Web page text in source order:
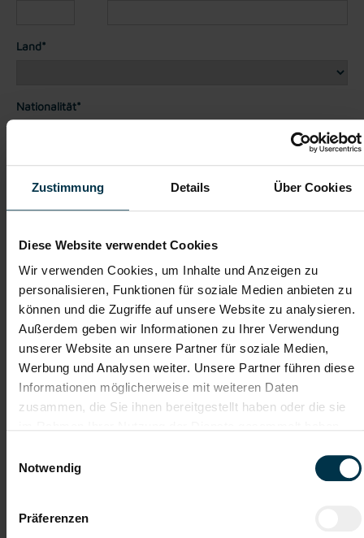
Zustimmung Details Über Cookies
Diese Website verwendet Cookies
Wir verwenden Cookies, um Inhalte und Anzeigen zu
personalisieren, Funktionen für soziale Medien anbieten zu
können und die Zugriffe auf unsere Website zu analysieren.
Außerdem geben wir Informationen zu Ihrer Verwendung
unserer Website an unsere Partner für soziale Medien,
Werbung und Analysen weiter. Unsere Partner führen diese
Informationen möglicherweise mit weiteren Daten
zusammen, die Sie ihnen bereitgestellt haben oder die sie
Notwendig
Präferenzen
Land*
Nationalität*
Telefon*
Lebenslauf
Bewerbungsschreiben
Empfehlungschreiben / Zeugnisse
Datei 4